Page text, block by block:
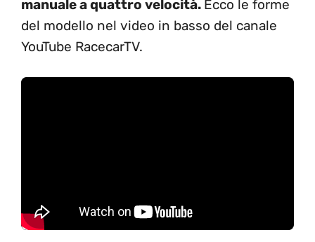
manuale a quattro velocità. Ecco le forme
del modello nel video in basso del canale
YouTube RacecarTV.